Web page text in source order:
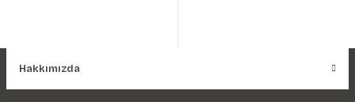
Hakkımızda